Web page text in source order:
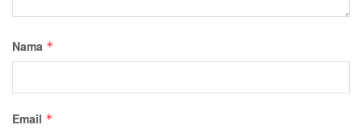
Nama *
Email *